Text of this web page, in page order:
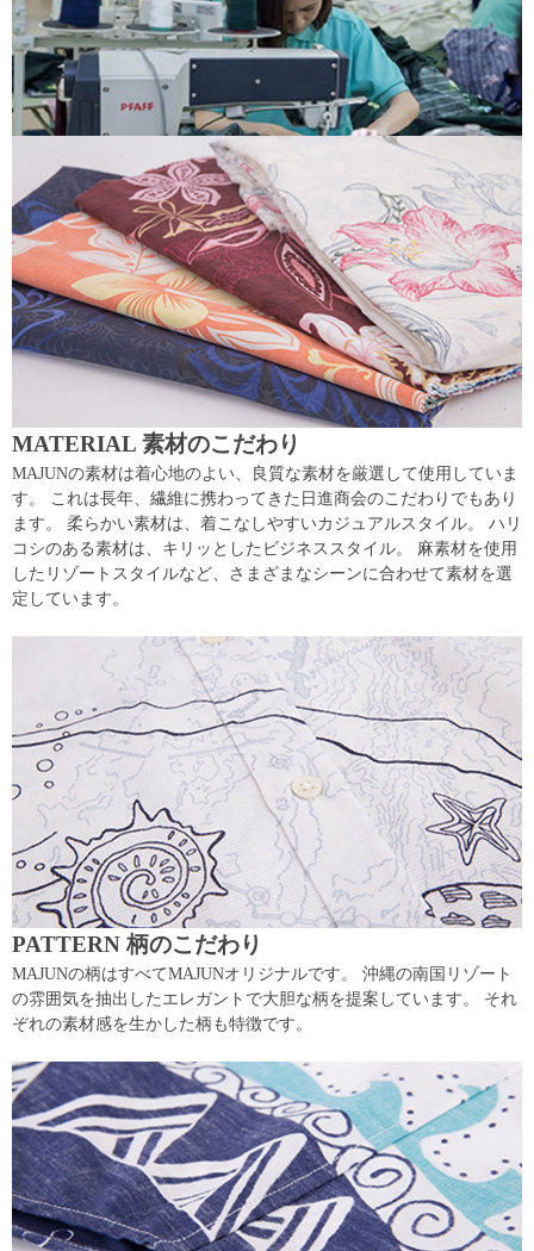
MATERIAL 素材のこだわり
MAJUNの素材は着心地のよい、良質な素材を厳選して使用していま
す。 これは長年、繊維に携わってきた日進商会のこだわりでもあり
ます。 柔らかい素材は、着こなしやすいカジュアルスタイル。 ハリ
コシのある素材は、キリッとしたビジネススタイル。 麻素材を使用
したリゾートスタイルなど、さまざまなシーンに合わせて素材を選
定しています。
PATTERN 柄のこだわり
MAJUNの柄はすべてMAJUNオリジナルです。 沖縄の南国リゾート
の雰囲気を抽出したエレガントで大胆な柄を提案しています。 それ
ぞれの素材感を生かした柄も特徴です。